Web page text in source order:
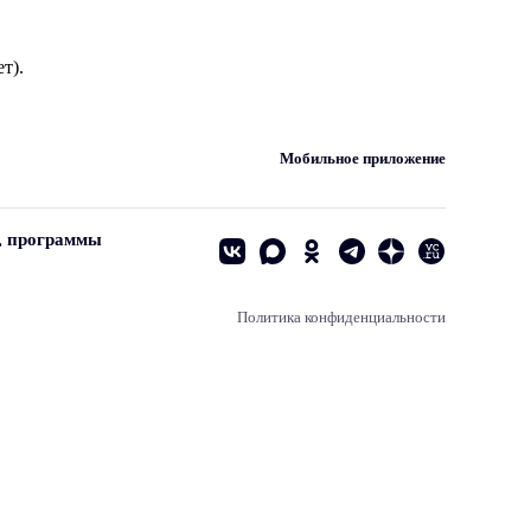
Мобильное приложение
программы
Политика конфиденциальности